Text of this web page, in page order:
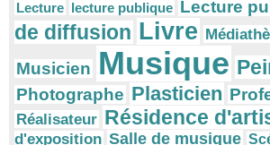
Lecture lecture publique Lecture
de diffusion Livre
Musicien Musique
Photographe Plasticien
Réalisateur Résidence
d'exposition Salle de musique